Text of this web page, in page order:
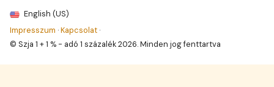
English (US)
Impresszum ·Kapcsolat ·
© Szja 1 + 1 % - adó 1 százalék 2026. Minden jog fenttartva